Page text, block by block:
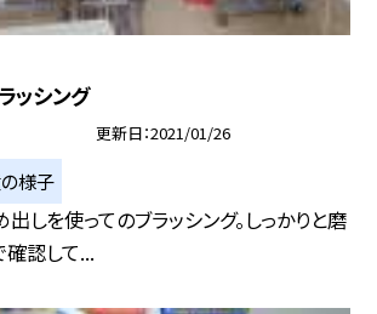
ッシング
更新日 2021/01/26
様子
しを使ってのブラッシング。しっかりと磨
認して...